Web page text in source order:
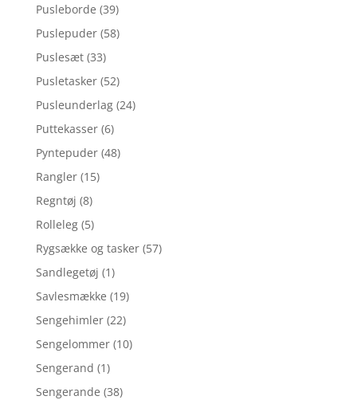
Pusleborde (39)
Puslepuder (58)
Puslesæt (33)
Pusletasker (52)
Pusleunderlag (24)
Puttekasser (6)
Pyntepuder (48)
Rangler (15)
Regntøj (8)
Rolleleg (5)
Rygsække og tasker (57)
Sandlegetøj (1)
Savlesmække (19)
Sengehimler (22)
Sengelommer (10)
Sengerand (1)
Sengerande (38)